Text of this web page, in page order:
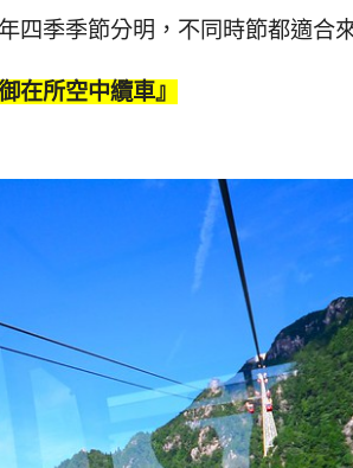
四季季節分明，不同時節都適合
御在所空中纜車』